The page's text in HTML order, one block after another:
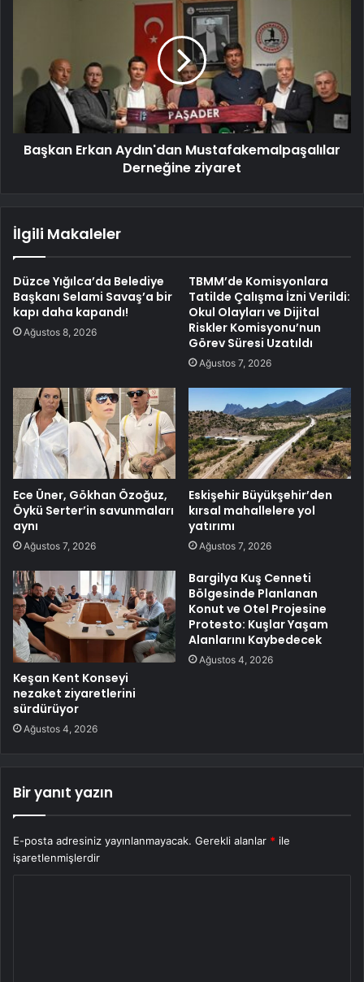
Başkan Erkan Aydın'dan Mustafakemalpaşalılar
Derneğine ziyaret
İlgili Makaleler
Düzce Yığılca’da Belediye
Başkanı Selami Savaş’a bir
kapı daha kapandı!
Ağustos 8, 2026
TBMM’de Komisyonlara
Tatilde Çalışma İzni Verildi:
Okul Olayları ve Dijital
Riskler Komisyonu’nun
Görev Süresi Uzatıldı
Ağustos 7, 2026
Ece Üner, Gökhan Özoğuz,
Öykü Serter’in savunmaları
aynı
Ağustos 7, 2026
Eskişehir Büyükşehir’den
kırsal mahallelere yol
yatırımı
Ağustos 7, 2026
Keşan Kent Konseyi
nezaket ziyaretlerini
sürdürüyor
Ağustos 4, 2026
Bargilya Kuş Cenneti
Bölgesinde Planlanan
Konut ve Otel Projesine
Protesto: Kuşlar Yaşam
Alanlarını Kaybedecek
Ağustos 4, 2026
Bir yanıt yazın
E-posta adresiniz yayınlanmayacak. Gerekli alanlar * ile
işaretlenmişlerdir